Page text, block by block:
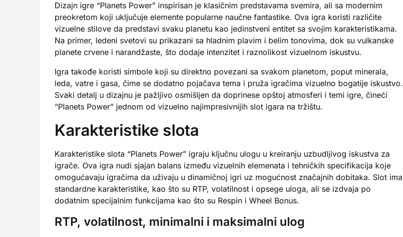
Dizajn igre “Planets Power” inspirisan je klasičnim predstavama svemira, ali sa modernim
preokretom koji uključuje elemente popularne naučne fantastike. Ova igra koristi različite
vizuelne stilove da predstavi svaku planetu kao jedinstveni entitet sa svojim karakteristikama.
Na primer, ledeni svetovi su prikazani sa hladnim plavim i belim tonovima, dok su vulkanske
planete crvene i narandžaste, što dodaje intenzitet i raznolikost vizuelnom iskustvu.
Igra takođe koristi simbole koji su direktno povezani sa svakom planetom, poput minerala,
leda, vatre i gasa, čime se dodatno pojačava tema i pruža igračima vizuelno bogatije iskustvo.
Svaki detalj u dizajnu je pažljivo osmišljen da doprinese opštoj atmosferi i temi igre, čineći
“Planets Power” jednom od vizuelno najimpresivnijih slot igara na tržištu.
Karakteristike slota
Karakteristike slota “Planets Power” igraju ključnu ulogu u kreiranju uzbudljivog iskustva za
igrače. Ova igra nudi sjajan balans između vizuelnih elemenata i tehničkih specifikacija koje
omogućavaju igračima da uživaju u dinamičnoj igri uz mogućnost značajnih dobitaka. Slot ima
standardne karakteristike, kao što su RTP, volatilnost i opsege uloga, ali se izdvaja po
dodatnim specijalnim funkcijama kao što su Respin i Wheel Bonus.
RTP, volatilnost, minimalni i maksimalni ulog